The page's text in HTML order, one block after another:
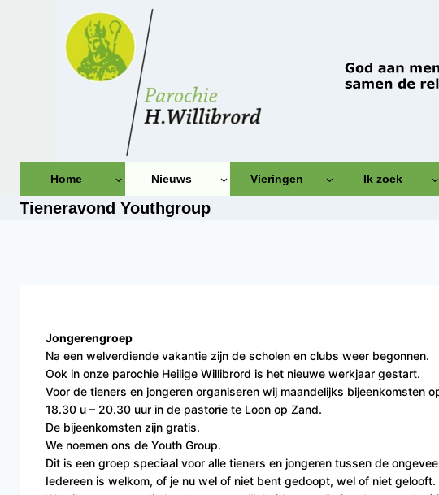
Home Nieuws Vieringen Ik zoek
Tieneravond Youthgroup
Jongerengroep
Na een welverdiende vakantie zijn de scholen en clubs weer begonnen.
Ook in onze parochie Heilige Willibrord is het nieuwe werkjaar gestart.
Voor de tieners en jongeren organiseren wij maandelijks bijeenkomsten
18.30 u – 20.30 uur in de pastorie te Loon op Zand.
De bijeenkomsten zijn gratis.
We noemen ons de Youth Group.
Dit is een groep speciaal voor alle tieners en jongeren tussen de
Iedereen is welkom, of je nu wel of niet bent gedoopt, wel of niet gelooft.